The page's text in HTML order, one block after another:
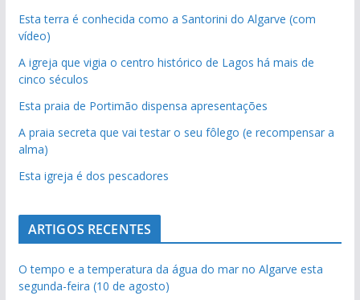
Esta terra é conhecida como a Santorini do Algarve (com
vídeo)
A igreja que vigia o centro histórico de Lagos há mais de
cinco séculos
Esta praia de Portimão dispensa apresentações
A praia secreta que vai testar o seu fôlego (e recompensar a
alma)
Esta igreja é dos pescadores
ARTIGOS RECENTES
O tempo e a temperatura da água do mar no Algarve esta
segunda-feira (10 de agosto)